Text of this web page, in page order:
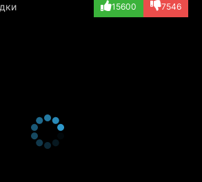
15600 7546